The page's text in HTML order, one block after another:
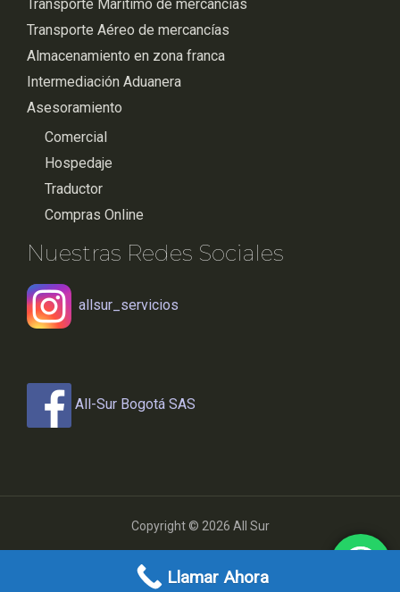
Transporte Maritimo de mercancias
Transporte Aéreo de mercancías
Almacenamiento en zona franca
Intermediación Aduanera
Asesoramiento
Comercial
Hospedaje
Traductor
Compras Online
Nuestras Redes Sociales
allsur_servicios
All-Sur Bogotá SAS
Copyright © 2026 All Sur
Llamar Ahora